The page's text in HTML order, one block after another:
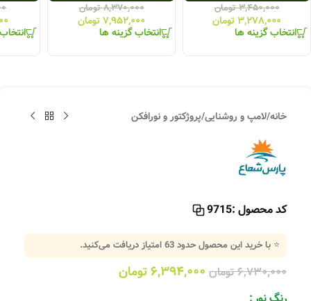
۳,۴۵۰,۰۰۰ تومان
۳,۲۷۸,۰۰۰ تومان
انتخاب گزینه ها
۸,۳۷۰,۰۰۰ تومان
۷,۹۵۲,۰۰۰تومان
انتخاب گزینه ها
خانه/لامپ و روشنایی/پروژکتور و نورافکن
کد محصول :9715
⭐ با خرید این محصول حدود63امتیاز دریافت می‌کنید.
۶,۷۳۰,۰۰۰تومان ۶,۳۹۴,۰۰۰تومان